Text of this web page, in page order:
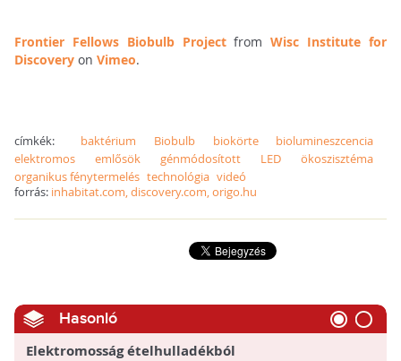
Frontier Fellows Biobulb ProjectfromWisc Institute for
Discoveryon Vimeo.
címkék: baktérium Biobulb biokörte
biolumineszcencia
elektromos
emlősök génmódosított LED
ökoszisztéma
organikus fénytermelés technológia videó
forrás: inhabitat.com, discovery.com, origo.hu
Hasonló
Elektromosság ételhulladékból